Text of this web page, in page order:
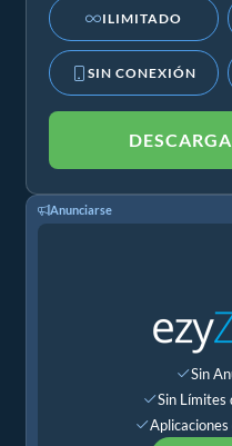
ILIMITADO
SIN CONEXIÓN
Anunciarse
Sin
Sin Límites